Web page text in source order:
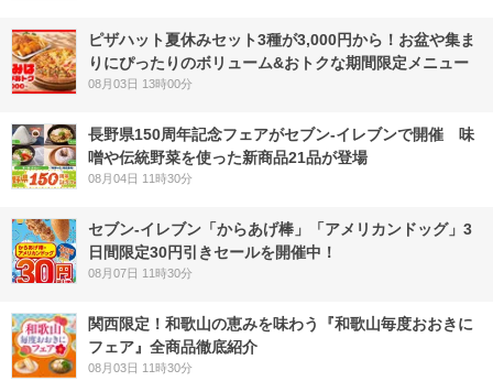
ピザハット夏休みセット3種が3,000円から！お盆や集ま
りにぴったりのボリューム&おトクな期間限定メニュー
08月03日 13時00分
長野県150周年記念フェアがセブン-イレブンで開催 味
噌や伝統野菜を使った新商品21品が登場
08月04日 11時30分
セブン‐イレブン「からあげ棒」「アメリカンドッグ」3
日間限定30円引きセールを開催中！
08月07日 11時30分
関西限定！和歌山の恵みを味わう『和歌山毎度おおきに
フェア』全商品徹底紹介
08月03日 11時30分